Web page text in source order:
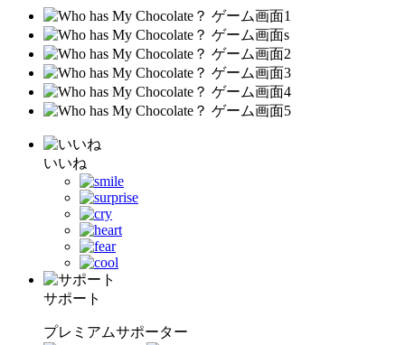
いいね
サポート
プレミアムサポーター